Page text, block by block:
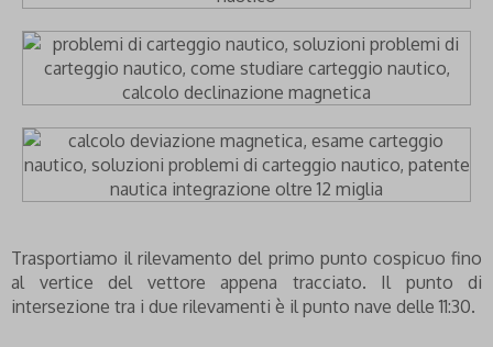
Trasportiamo il rilevamento del primo punto cospicuo fino
al vertice del vettore appena tracciato. Il punto di
intersezione tra i due rilevamenti è il punto nave delle 11:30.